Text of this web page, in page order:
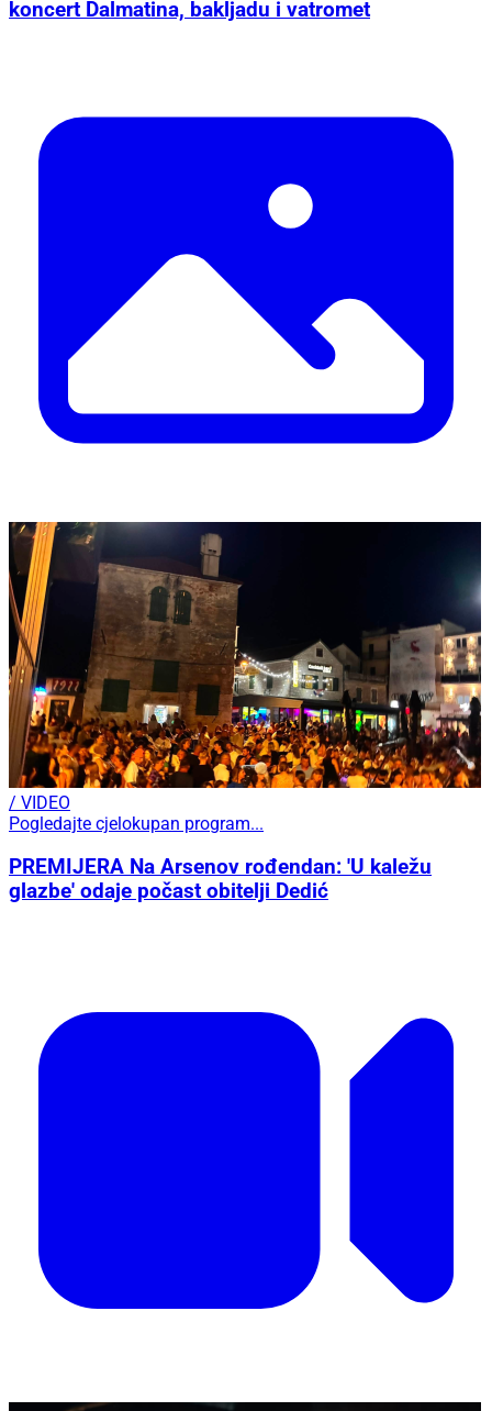
koncert Dalmatina, bakljadu i vatromet
/ VIDEO
Pogledajte cjelokupan program...
PREMIJERA Na Arsenov rođendan: 'U kaležu
glazbe' odaje počast obitelji Dedić